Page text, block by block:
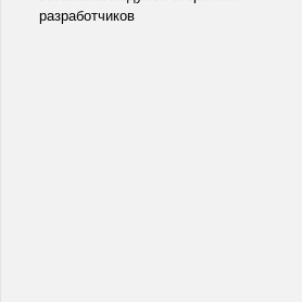
разработчиков